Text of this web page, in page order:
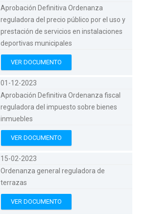
Aprobación Definitiva Ordenanza
reguladora del precio público por el uso y
prestación de servicios en instalaciones
deportivas municipales
VER DOCUMENTO
01-12-2023
Aprobación Definitiva Ordenanza fiscal
reguladora del impuesto sobre bienes
inmuebles
VER DOCUMENTO
15-02-2023
Ordenanza general reguladora de
terrazas
VER DOCUMENTO